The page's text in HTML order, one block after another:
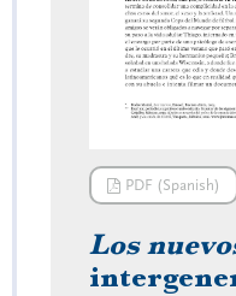
PDF (Spanish)
Los